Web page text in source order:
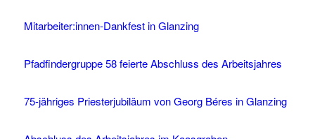
Mitarbeiter:innen-Dankfest in Glanzing
Pfadfindergruppe 58 feierte Abschluss des Arbeitsjahres
75-jähriges Priesterjubiläum von Georg Béres in Glanzing